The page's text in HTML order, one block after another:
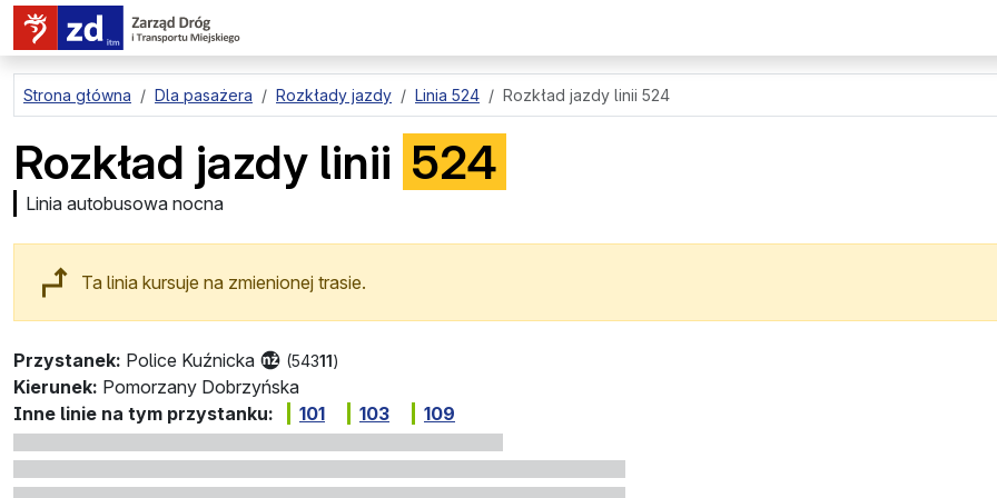
przejdź do treści strony
Strona główna Dla pasażera Rozkłady jazdy Linia 524 Rozkład jazdy linii 524
Rozkład jazdy linii 524
Linia autobusowa nocna
Ta linia kursuje na zmienionej trasie.
Przystanek: Police Kuźnicka (54311)
Kierunek: Pomorzany Dobrzyńska
Inne linie na tym przystanku:
101 103 109